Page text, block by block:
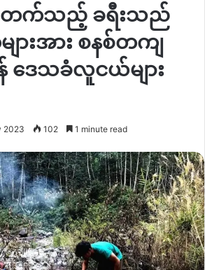
တက်သည့် ခရီးသည်
ျားအား စနစ်တကျ
ဒေသခံလူငယ်များ
2023 102 1 minute read